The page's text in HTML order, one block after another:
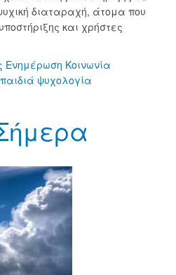
διαταραχή, άτομα που
και χρήστες
Ενημέρωση Κοινωνία
παιδιά ψυχολογία